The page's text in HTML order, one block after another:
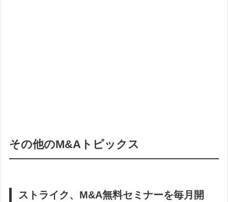
その他のM&Aトピックス
ストライク、M&A無料セミナーを毎月開